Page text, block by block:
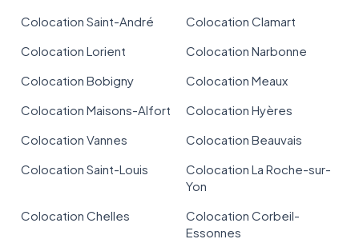
Colocation Saint-André
Colocation Clamart
Colocation Lorient
Colocation Narbonne
Colocation Bobigny
Colocation Meaux
Colocation Maisons-Alfort
Colocation Hyères
Colocation Vannes
Colocation Beauvais
Colocation Saint-Louis
Colocation La Roche-sur-
Yon
Colocation Chelles
Colocation Corbeil-
Essonnes